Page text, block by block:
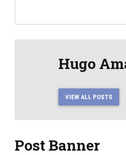
Hugo
VIEW ALL POSTS
Post Banner